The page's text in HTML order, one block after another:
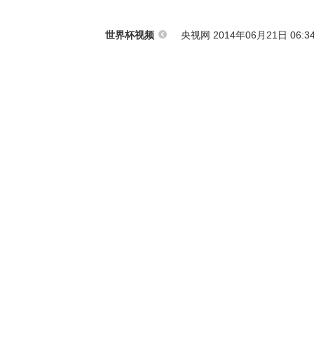
世界杯视频 央视网 2014年06月21日